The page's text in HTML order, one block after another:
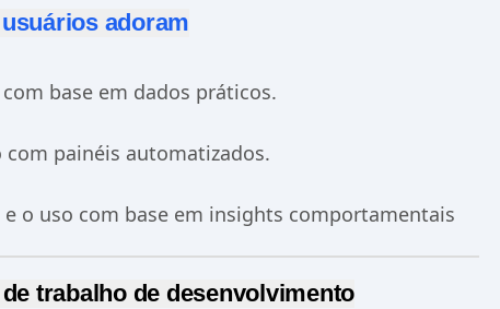
adoram
base em dados práticos.
com painéis automatizados.
e o uso com base em insights comportamentais
trabalho de desenvolvimento